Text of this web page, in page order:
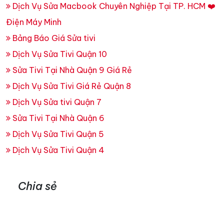
Dịch Vụ Sửa Macbook Chuyên Nghiệp Tại TP. HCM ❤️
Điện Máy Minh
Bảng Báo Giá Sửa tivi
Dịch Vụ Sửa Tivi Quận 10
Sửa Tivi Tại Nhà Quận 9 Giá Rẻ
Dịch Vụ Sửa Tivi Giá Rẻ Quận 8
Dịch Vụ Sửa tivi Quận 7
Sửa Tivi Tại Nhà Quận 6
Dịch Vụ Sửa Tivi Quận 5
Dịch Vụ Sửa Tivi Quận 4
Chia sẻ